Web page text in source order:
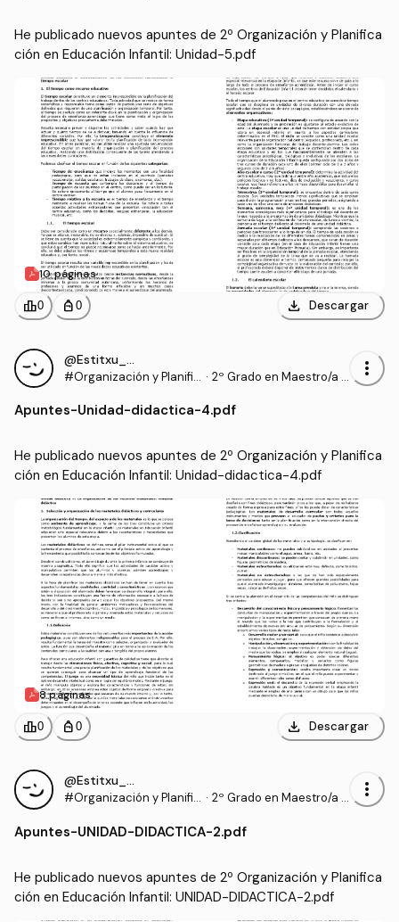
He publicado nuevos apuntes de 2º Organización y Planifica
ción en Educación Infantil: Unidad-5.pdf
10 páginas
leaderboard0 personal_bag 0 download Descargar
@Estitxu_98
#Organización y Planific
ntil
· 2º Grado en Maestro/a d
more_vert
Apuntes-Unidad-didactica-4.pdf
He publicado nuevos apuntes de 2º Organización y Planifica
ción en Educación Infantil: Unidad-didactica-4.pdf
8 páginas
leaderboard0 personal_bag 0 download Descargar
@Estitxu_98
#Organización y Planific
ntil
· 2º Grado en Maestro/a d
more_vert
Apuntes-UNIDAD-DIDACTICA-2.pdf
He publicado nuevos apuntes de 2º Organización y Planifica
ción en Educación Infantil: UNIDAD-DIDACTICA-2.pdf